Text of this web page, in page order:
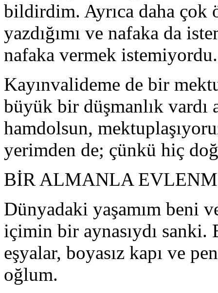
bildirdim. Ayrıca daha
yazdığımı ve nafaka da
nafaka vermek
Kayınvalideme de bir
büyük bir düşmanlık vardı
hamdolsun,
yerimden de; çünkü hiç
BİR ALMANLA
Dünyadaki yaşamım beni
içimin bir aynasıydı sanki.
eşyalar, boyasız kapı ve
oğlum.